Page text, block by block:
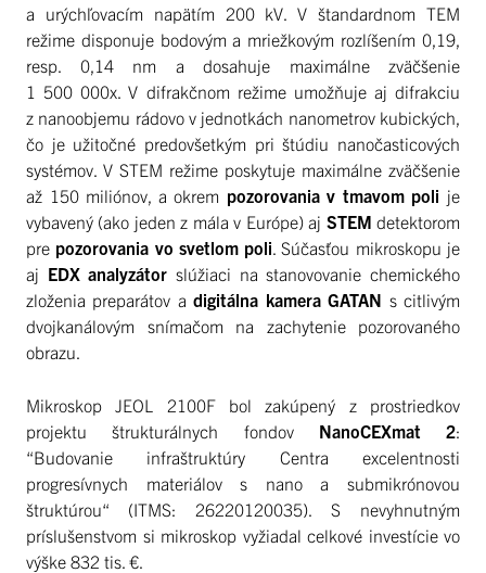
a urýchľovacím napätím 200 kV. V štandardnom TEM
režime disponuje bodovým a mriežkovým rozlíšením 0,19,
resp. 0,14 nm a dosahuje maximálne zväčšenie
1 500 000x. V difrakčnom režime umožňuje aj difrakciu
z nanoobjemu rádovo v jednotkách nanometrov kubických,
čo je užitočné predovšetkým pri štúdiu nanočasticových
systémov. V STEM režime poskytuje maximálne zväčšenie
až 150 miliónov, a okrem pozorovania v tmavom poli je
vybavený (ako jeden z mála v Európe) aj STEM detektorom
pre pozorovania vo svetlom poli . Súčasťou mikroskopu je
aj EDX analyzátor slúžiaci na stanovovanie chemického
zloženia preparátov adigitálna kamera GATAN s citlivým
dvojkanálovým snímačom na zachytenie pozorovaného
obrazu.
Mikroskop JEOL 2100F bol zakúpený z prostriedkov
projektu štrukturálnych fondov NanoCEXmat 2:
“Budovanie infraštruktúry Centra excelentnosti
progresívnych materiálov s nano a submikrónovou
štruktúrou“ (ITMS: 26220120035). S nevyhnutným
príslušenstvom si mikroskop vyžiadal celkové investície vo
výške 832 tis. €.